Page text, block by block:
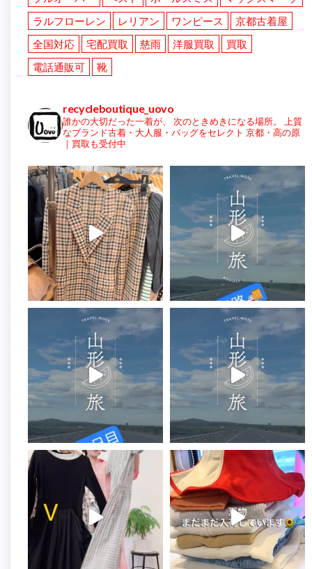
ラルフローレン
レリアン ワンピース
京都古着屋
全国対応
宅配買取 慈雨 洋服買取
買取
電話通販可
靴
recycleboutique_uovo
誰かの大切だった一着が、 次のときめきになる場所。
上質
なブランド古着・大人服・バッグをセレクト 京都・高の原
｜買取も受付中